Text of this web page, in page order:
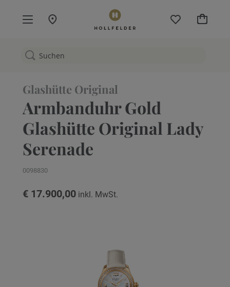
Mein
Glashütte Original
Armbanduhr Gold
Glashütte Original Lady
Serenade
0098830
€ 17.900,00